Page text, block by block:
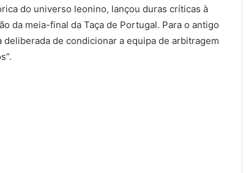
do universo leonino, lançou duras críticas à
da meia-final da Taça de Portugal. Para o antigo
de condicionar a equipa de arbitragem